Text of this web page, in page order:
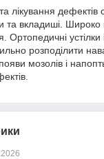
лікування дефектів
та вкладиші. Широко
Ортопедичні устілки
розподілити
мозолів і